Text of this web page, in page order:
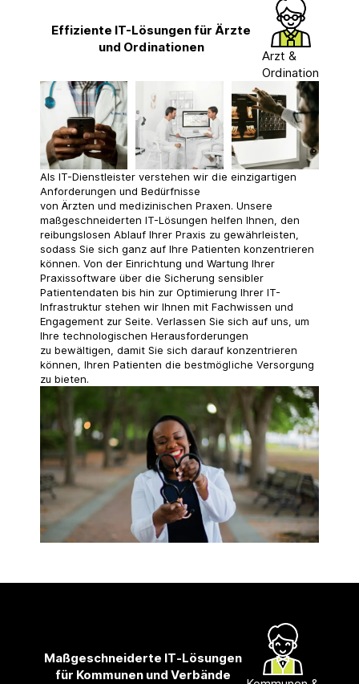
Effiziente IT-Lösungen für Ärzte
und Ordinationen
Arzt &
Ordination
Als IT-Dienstleister verstehen wir die einzigartigen
Anforderungen und Bedürfnisse
von Ärzten und medizinischen Praxen. Unsere
maßgeschneiderten IT-Lösungen helfen Ihnen, den
reibungslosen Ablauf Ihrer Praxis zu gewährleisten,
sodass Sie sich ganz auf Ihre Patienten konzentrieren
können. Von der Einrichtung und Wartung Ihrer
Praxissoftware über die Sicherung sensibler
Patientendaten bis hin zur Optimierung Ihrer IT-
Infrastruktur stehen wir Ihnen mit Fachwissen und
Engagement zur Seite. Verlassen Sie sich auf uns, um
Ihre technologischen Herausforderungen
zu bewältigen, damit Sie sich darauf konzentrieren
können, Ihren Patienten die bestmögliche Versorgung
zu bieten.
Maßgeschneiderte IT‑Lösungen
für Kommunen und Verbände